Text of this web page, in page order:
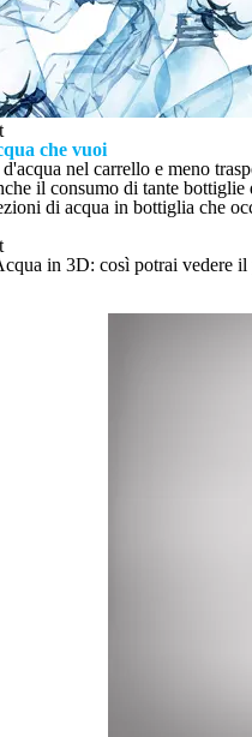
che vuoi
nel carrello e meno
il consumo di tante
di acqua in bottiglia che
in 3D: così potrai vedere